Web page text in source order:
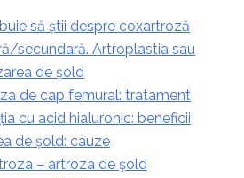
să știi despre coxartroză
secundară. Artroplastia sau
de șold
de cap femural: tratament
cu acid hialuronic: beneficii
de șold: cauze
– artroza de şold